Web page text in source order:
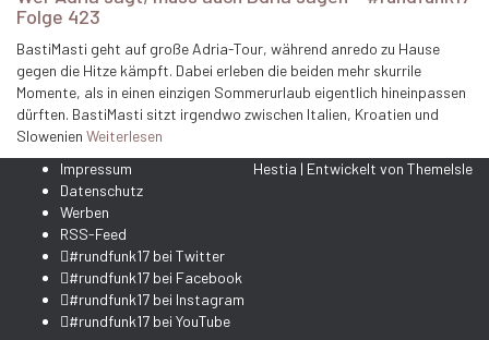
Folge 423
BastiMasti geht auf große Adria-Tour, während anredo zu Hause
gegen die Hitze kämpft. Dabei erleben die beiden mehr skurrile
Momente, als in einen einzigen Sommerurlaub eigentlich hineinpassen
dürften. BastiMasti sitzt irgendwo zwischen Italien, Kroatien und
Slowenien Weiterlesen
Impressum
Datenschutz
Werben
RSS-Feed
#rundfunk17 bei Twitter
#rundfunk17 bei Facebook
#rundfunk17 bei Instagram
#rundfunk17 bei YouTube
Hestia | Entwickelt von ThemeIsle